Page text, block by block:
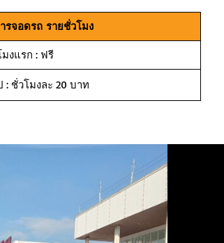
รจอดรถ รายชั่วโมง
มงแรก : ฟรี
: ชั่วโมงละ 20 บาท